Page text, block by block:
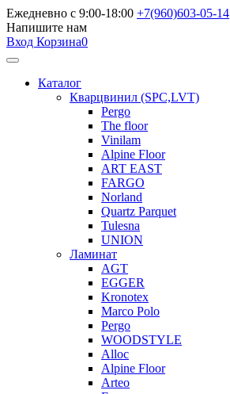
Ежедневно с 9:00-18:00 +7(960)603-05-14
Напишите нам
Вход Корзина0
Каталог
Кварцвинил (SPC,LVT)
Pergo
The floor
Vinilam
Alpine Floor
ART EAST
FARGO
Norland
Quartz Parquet
Tulesna
UNION
Ламинат
AGT
EGGER
Kronotex
Marco Polo
Pergo
WOODSTYLE
Alloc
Alpine Floor
Arteo